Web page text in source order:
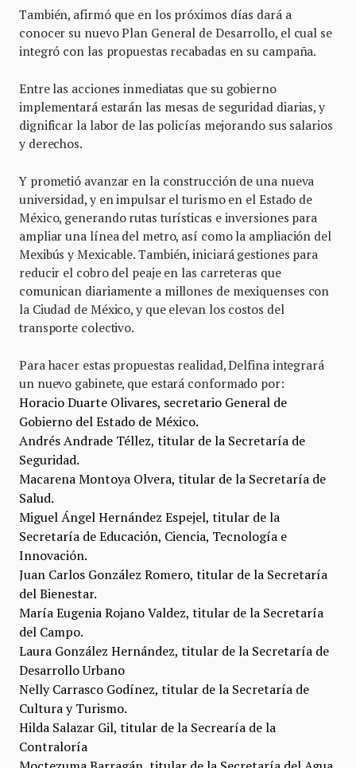
También, afirmó que en los próximos días dará a
conocer su nuevo Plan General de Desarrollo, el cual se
integró con las propuestas recabadas en su campaña.
Entre las acciones inmediatas que su gobierno
implementará estarán las mesas de seguridad diarias, y
dignificar la labor de las policías mejorando sus salarios
y derechos.
Y prometió avanzar en la construcción de una nueva
universidad, y en impulsar el turismo en el Estado de
México, generando rutas turísticas e inversiones para
ampliar una línea del metro, así como la ampliación del
Mexibús y Mexicable. También, iniciará gestiones para
reducir el cobro del peaje en las carreteras que
comunican diariamente a millones de mexiquenses con
la Ciudad de México, y que elevan los costos del
transporte colectivo.
Para hacer estas propuestas realidad, Delfina integrará
un nuevo gabinete, que estará conformado por:
Horacio Duarte Olivares, secretario General de
Gobierno del Estado de México.
Andrés Andrade Téllez, titular de la Secretaría de
Seguridad.
Macarena Montoya Olvera, titular de la Secretaría de
Salud.
Miguel Ángel Hernández Espejel, titular de la
Secretaría de Educación, Ciencia, Tecnología e
Innovación.
Juan Carlos González Romero, titular de la Secretaría
del Bienestar.
María Eugenia Rojano Valdez, titular de la Secretaría
del Campo.
Laura González Hernández, titular de la Secretaría de
Desarrollo Urbano
Nelly Carrasco Godínez, titular de la Secretaría de
Cultura y Turismo.
Hilda Salazar Gil, titular de la Secrearía de la
Contraloría